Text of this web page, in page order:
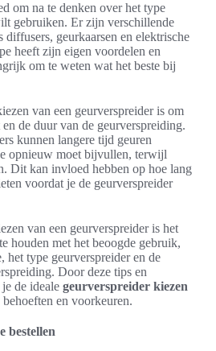
om na te denken over het type
gebruiken. Er zijn verschillende
diffusers, geurkaarsen en elektrische
heeft zijn eigen voordelen en
om te weten wat het beste bij
van een geurverspreider is om
de duur van de geurverspreiding.
kunnen langere tijd geuren
opnieuw moet bijvullen, terwijl
Dit kan invloed hebben op hoe lang
voordat je de geurverspreider
van een geurverspreider is het
houden met het beoogde gebruik,
het type geurverspreider en de
Door deze tips en
de ideale geurverspreider kiezen
en voorkeuren.
bestellen